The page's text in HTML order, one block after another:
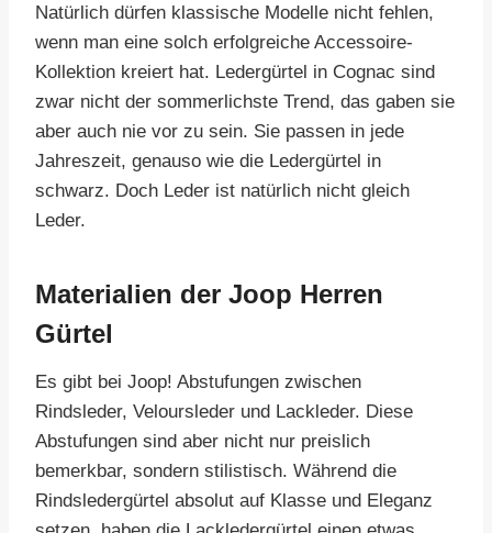
Natürlich dürfen klassische Modelle nicht fehlen,
wenn man eine solch erfolgreiche Accessoire-
Kollektion kreiert hat. Ledergürtel in Cognac sind
zwar nicht der sommerlichste Trend, das gaben sie
aber auch nie vor zu sein. Sie passen in jede
Jahreszeit, genauso wie die Ledergürtel in
schwarz. Doch Leder ist natürlich nicht gleich
Leder.
Materialien der Joop Herren
Gürtel
Es gibt bei Joop! Abstufungen zwischen
Rindsleder, Veloursleder und Lackleder. Diese
Abstufungen sind aber nicht nur preislich
bemerkbar, sondern stilistisch. Während die
Rindsledergürtel absolut auf Klasse und Eleganz